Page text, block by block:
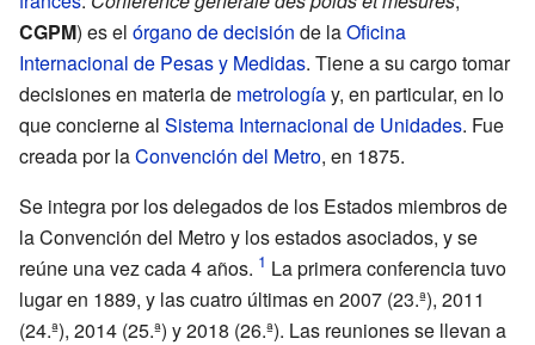
CGPM) es el órgano de decisión de laOficina
Internacional de Pesas y Medidas. Tiene a su cargo tomar
decisiones en materia de metrologíay, en particular, en lo
que concierne al Sistema Internacional de Unidades. Fue
creada por laConvención del Metro, en 1875.
Se integra por los delegados de los Estados miembros de
la Convención del Metro y los estados asociados, y se
reúne una vez cada 4años.
La primera conferencia tuvo
lugar en 1889, y las cuatro últimas en 2007 (23.ª), 2011
(24.ª), 2014 (25.ª) y 2018 (26.ª). Las reuniones se llevan a